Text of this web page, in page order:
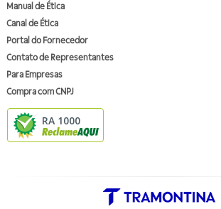
Manual de Ética
Canal de Ética
Portal do Fornecedor
Contato de Representantes
Para Empresas
Compra com CNPJ
RA 1000